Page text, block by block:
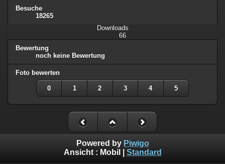
Besuche
18265
Downloads
66
Bewertung
noch keine Bewertung
Foto bewerten
0 1 2 3 4 5
Powered by Piwigo
Ansicht : Mobil Standard